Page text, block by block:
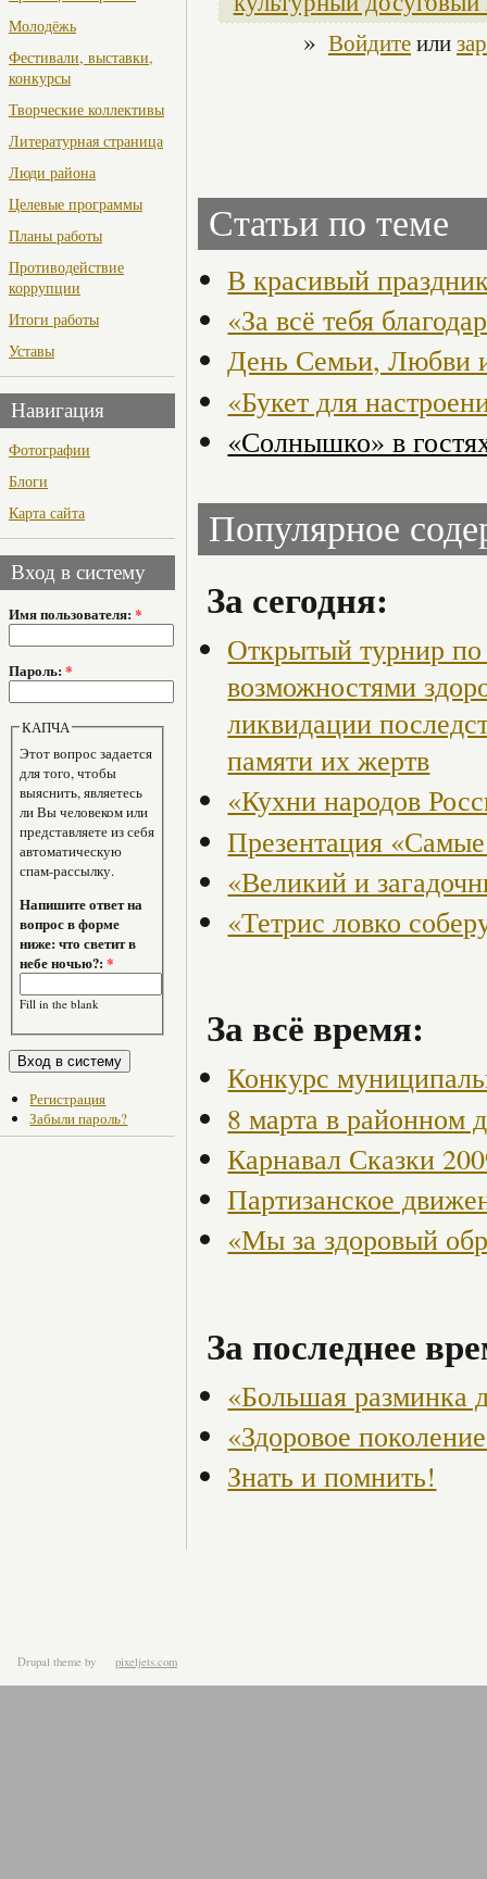
Молодёжь
Фестивали, выставки,
конкурсы
Творческие коллективы
Литературная страница
Люди района
Целевые программы
Планы работы
Противодействие
коррупции
Итоги работы
Уставы
Навигация
Фотографии
Блоги
Карта сайта
Вход в систему
Имя пользователя: *
Пароль: *
КАПЧА
Этот вопрос задается
для того, чтобы
выяснить, являетесь
ли Вы человеком или
представляете из себя
автоматическую
спам-рассылку.
Напишите ответ на
вопрос в форме
ниже: что светит в
небе ночью?:*
Fill in the blank
Регистрация
Забыли пароль?
» Войдитеили
Статьи по теме
В красивый
«За всё тебя
День Семьи, Любви
«Букет для
«Солнышко» в
Популярное
За сегодня:
Открытый турнир
возможностями
ликвидации
памяти их жертв
«Кухни народов
Презентация
«Великий и
«Тетрис ловко
За всё время:
Конкурс
8 марта в районном
Карнавал Сказки
Партизанское
«Мы за здоровый
За последнее
«Большая разминка
«Здоровое
Знать и помнить!
Drupal theme by pixeljets.com